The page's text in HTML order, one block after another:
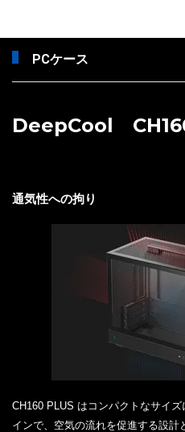
PCケース
DeepCool
通気性への拘り
CH160 PLUS はコンパクトなサイ
インで、空気の流れを促進する設計